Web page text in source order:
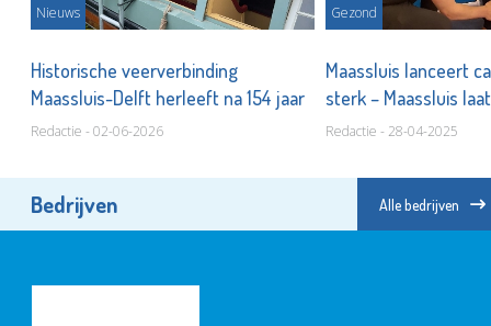
Nieuws
Historische veerverbinding
Maassluis-Delft herleeft na 154 jaar
Redactie - 02-06-2026
Gezond
Maassluis lanceert
sterk – Maassluis
Redactie - 28-04-2025
Bedrijven Alle bedrijven